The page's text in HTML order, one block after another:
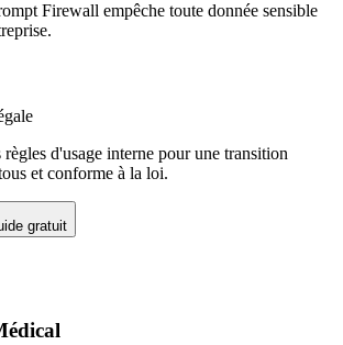
Firewall empêche toute donnée sensible
d'usage interne pour une transition
et conforme à la loi.
gratuit